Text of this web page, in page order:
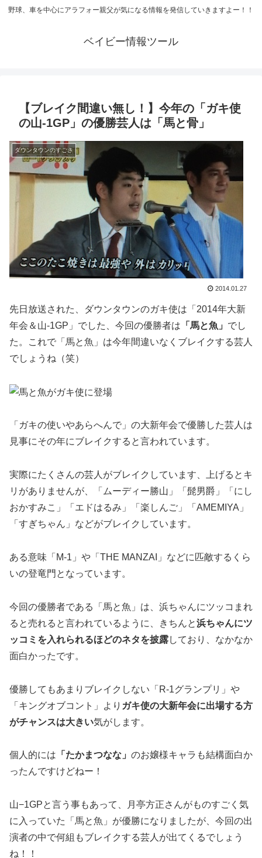
野球、車を中心にアラフォー親父が気になる情報を発信していきますよー！！
ベイビー情報ツール
【ブレイク間違い無し！】今年の「ガキ使
の山-1GP」の優勝芸人は「馬と骨」
ダウンタウンのすごさ
2014.01.27
先日放送された、ダウンタウンのガキ使は「2014年大新
年会＆山-1GP」でした、今回の優勝者は 「馬と魚」 でし
た。これで「馬と魚」は今年間違いなくブレイクする芸人
でしょうね（笑）
「ガキの使いやあらへんで」の大新年会で優勝した芸人は
見事にその年にブレイクすると言われています。
実際にたくさんの芸人がブレイクしています、上げるとキ
リがありませんが、「ムーディー勝山」「髭男爵」「にし
おかすみこ」「エドはるみ」「楽しんご」「AMEMIYA」
「すぎちゃん」などがブレイクしています。
ある意味「M-1」や「THE MANZAI」などに匹敵するくら
いの登竜門となっています。
今回の優勝者である「馬と魚」は、浜ちゃんにツッコまれ
ると売れると言われているように、きちんと浜ちゃんにツ
ッコミを入れられるほどのネタを披露しており、なかなか
面白かったです。
優勝してもあまりブレイクしない「R-1グランプリ」や
「キングオブコント」より ガキ使の大新年会に出場する方
がチャンスは大きい気がします。
個人的には 「たかまつなな」 のお嬢様キャラも結構面白か
ったんですけどねー！
山−1GPと言う事もあって、月亭方正さんがものすごく気
に入っていた「馬と魚」が優勝になりましたが、今回の出
演者の中で何組もブレイクする芸人が出てくるでしょう
ね！！